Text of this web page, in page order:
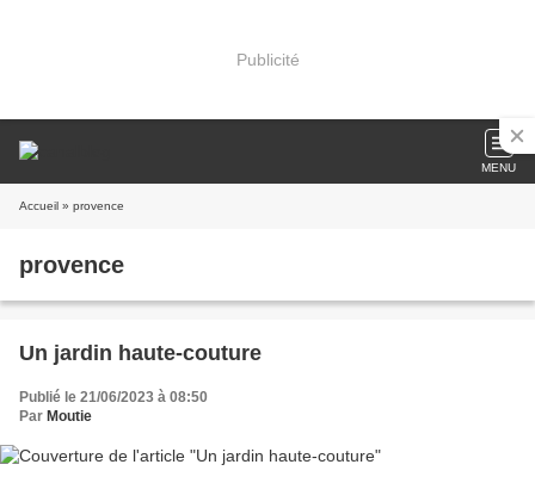
Publicité
MENU
Accueil » provence
provence
Un jardin haute-couture
Publié le 21/06/2023 à 08:50
Par Moutie